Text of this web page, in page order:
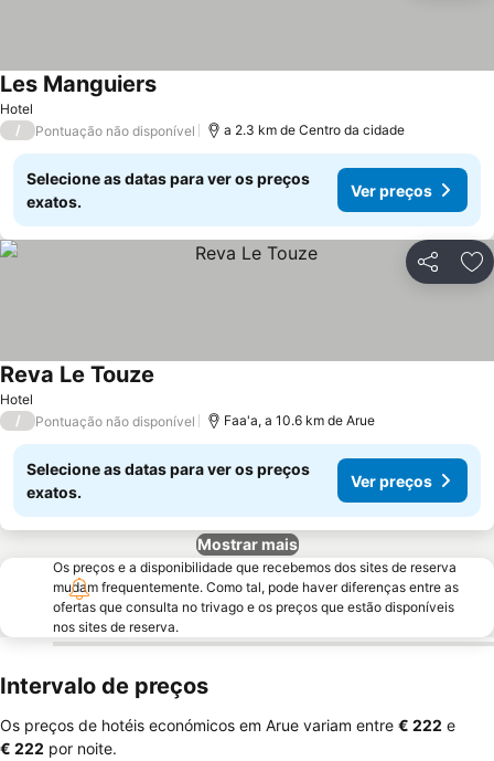
Hotel
Les ManguiersVer preços
/ Pontuação não disponível a 2.3 km de Centro da cidade
Selecione as datas para ver os preços
exatos.
Ver preços
Partilhar
Hotel
Reva Le Touze
/ Pontuação não disponível Faa'a, a 10.6 km de Arue
Selecione as datas para ver os preços
exatos.
Ver preços
Mostrar mais
Os preços e a disponibilidade que recebemos dos sites de reserva
mudam frequentemente. Como tal, pode haver diferenças entre as
ofertas que consulta no trivago e os preços que estão disponíveis
nos sites de reserva.
Intervalo de preços
Os preços de hotéis económicos em Arue variam entre ‎€ 222 e
‎€ 222 por noite.